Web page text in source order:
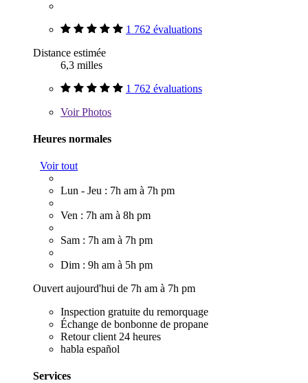
1 762 évaluations
Distance estimée
6,3 milles
1 762 évaluations
VoirPhotos
Heures normales
Voir tout
Lun - Jeu : 7h am à 7h pm
Ven : 7h am à 8h pm
Sam : 7h am à 7h pm
Dim : 9h am à 5h pm
Ouvert aujourd'hui de 7h am à 7h pm
Inspection gratuite du remorquage
Échange de bonbonne de propane
Retour client 24 heures
habla español
Services